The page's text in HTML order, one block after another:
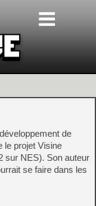
de
le projet Visine
sur NES). Son auteur
se faire dans les